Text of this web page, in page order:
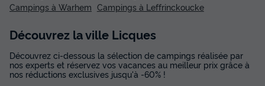
Campings à Warhem Campings à Leffrinckoucke
Découvrez la ville Licques
Découvrez ci-dessous la sélection de campings réalisée par
nos experts et réservez vos vacances au meilleur prix grâce à
nos réductions exclusives jusqu'à -60% !